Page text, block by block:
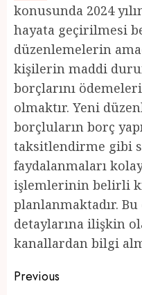
konusunda 2024
hayata geçirilmesi
düzenlemelerin
kişilerin maddi
borçlarını
olmaktır. Yeni
borçluların borç
taksitlendirme gibi
faydalanmaları
işlemlerinin belirli
planlanmaktadır.
detaylarına ilişkin
kanallardan bilgi
Post
Previous